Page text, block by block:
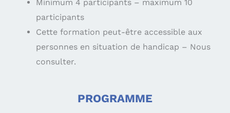
Minimum 4 participants – maximum 10
participants
Cette formation peut-être accessible aux
personnes en situation de handicap – Nous
consulter.
PROGRAMME